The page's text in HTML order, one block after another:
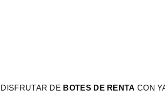
DE BOTES DE RENTA CON